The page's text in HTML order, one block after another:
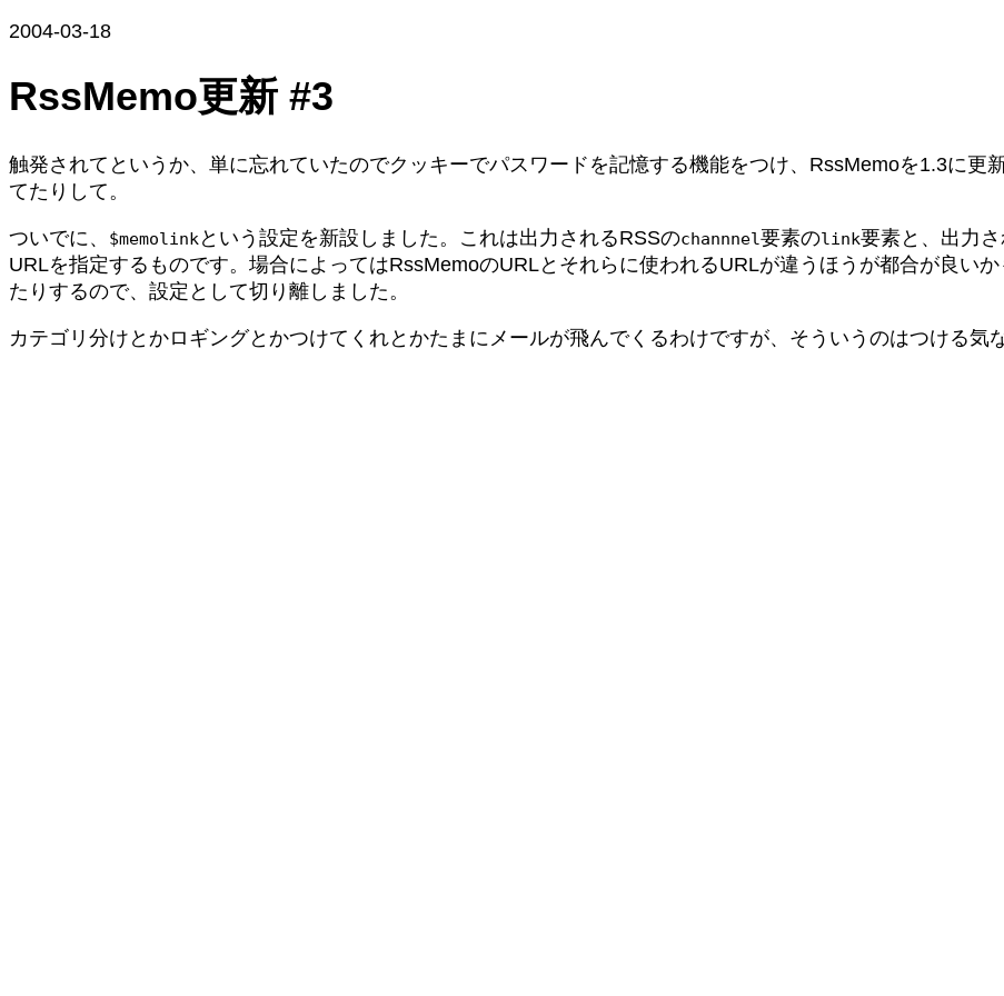
2004-03-18
RssMemo更新 #3
触発されてというか、単に忘れていたのでクッキーでパスワードを記憶する機能をつけ、RssMemoを1.3に更
てたりして。
ついでに、 $memolink という設定を新設しました。これは出力されるRSSのchannnel要素のlink要素と、出力
URLを指定するものです。場合によってはRssMemoのURLとそれらに使われるURLが違うほうが都合が良い
たりするので、設定として切り離しました。
カテゴリ分けとかロギングとかつけてくれとかたまにメールが飛んでくるわけですが、そういうのはつける気